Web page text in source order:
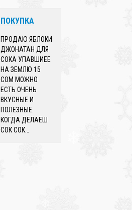
ПОКУПКА
ПРОДАЮ ЯБЛОКИ
ДЖОНАТАН ДЛЯ
СОКА УПАВШИЕЕ
НА ЗЕМЛЮ 15
СОМ МОЖНО
ЕСТЬ ОЧЕНЬ
ВКУСНЫЕ И
ПОЛЕЗНЫЕ.
КОГДА ДЕЛАЕШ
СОК СОК…